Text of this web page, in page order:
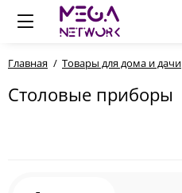
Главная Товары для дома и дачи
Столовые приборы